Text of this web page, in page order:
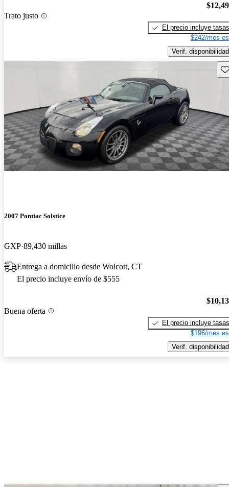
Trato justo
El precio incluye tasas
$242/mes
Verif. disponibilidad
2007 Pontiac Solstice
GXP 89,430 millas
Entrega a domicilio desde Wolcott, CT
El precio incluye envío de $555
Buena oferta
El precio incluye tasas
$196/mes
Verif. disponibilidad